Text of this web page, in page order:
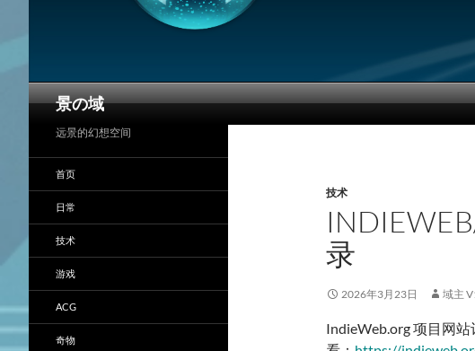
景の域
搜
技术
录
2026年3月23日 域主
IndieWeb.org 项目网
远景的幻想空间
首页
日常
技术
游戏
ACG
奇物